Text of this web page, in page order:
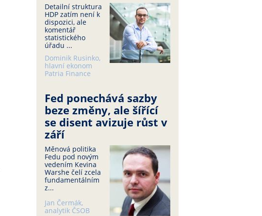
Detailní struktura
HDP zatím není k
dispozici, ale
komentář
statistického
úřadu ...
Dominik Rusinko,
hlavní ekonom
Patria Finance
Fed ponechává sazby
beze změny, ale šířící
se disent avizuje růst v
září
Měnová politika
Fedu pod novým
vedením Kevina
Warshe čelí zcela
fundamentálním
z...
Jan Čermák,
analytik ČSOB